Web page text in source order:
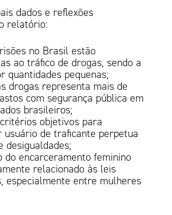
dados e reflexões
relatório:
no Brasil estão
ao tráfico de drogas, sendo a
quantidades pequenas;
drogas representa mais de
com segurança pública em
brasileiros;
objetivos para
usuário de traficante perpetua
desigualdades;
do encarceramento feminino
relacionado às leis
especialmente entre mulheres